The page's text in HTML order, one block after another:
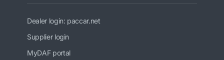
Dealer login: paccar.net
Supplier login
MyDAF portal